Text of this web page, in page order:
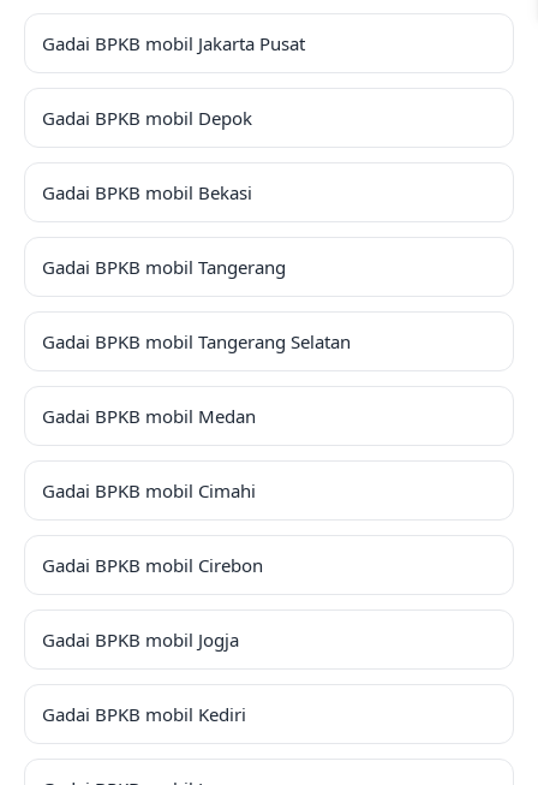
Gadai BPKB mobil Jakarta Pusat
Gadai BPKB mobil Depok
Gadai BPKB mobil Bekasi
Gadai BPKB mobil Tangerang
Gadai BPKB mobil Tangerang Selatan
Gadai BPKB mobil Medan
Gadai BPKB mobil Cimahi
Gadai BPKB mobil Cirebon
Gadai BPKB mobil Jogja
Gadai BPKB mobil Kediri